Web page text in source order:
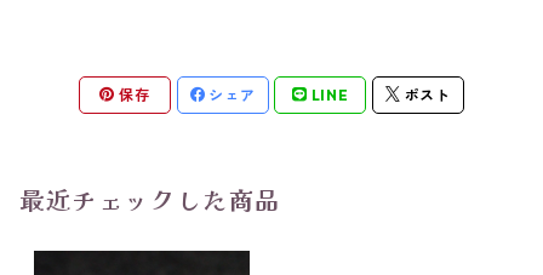
保存 シェア LINE ポスト
最近チェックした商品